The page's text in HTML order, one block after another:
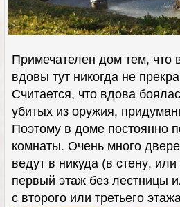
Примечателен дом тем, что
вдовы тут никогда не
Считается, что вдова
убитых из оружия,
Поэтому в доме постоянно
комнаты. Очень много
ведут в никуда (в стену,
первый этаж без лестницы
с второго или третьего